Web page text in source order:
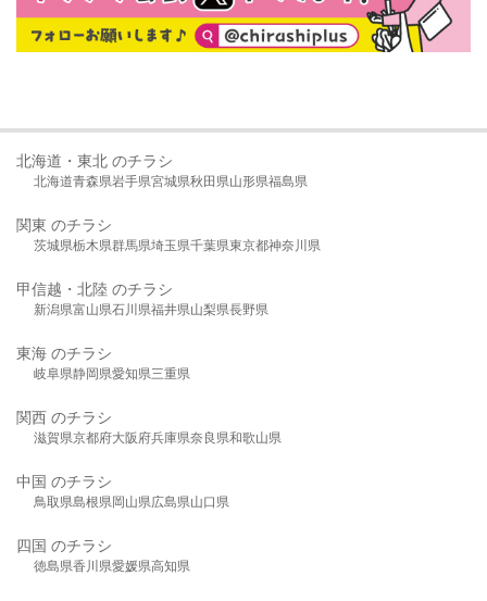
北海道・東北 のチラシ
北海道青森県岩手県宮城県秋田県山形県福島県
関東 のチラシ
茨城県栃木県群馬県埼玉県千葉県東京都神奈川県
甲信越・北陸 のチラシ
新潟県富山県石川県福井県山梨県長野県
東海 のチラシ
岐阜県静岡県愛知県三重県
関西 のチラシ
滋賀県京都府大阪府兵庫県奈良県和歌山県
中国 のチラシ
鳥取県島根県岡山県広島県山口県
四国 のチラシ
徳島県香川県愛媛県高知県